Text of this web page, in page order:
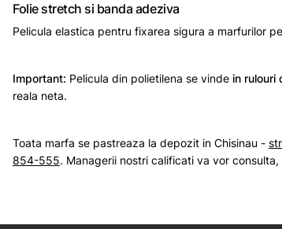
Folie stretch si banda adeziva
Pelicula elastica pentru fixarea sigura a marfurilor
Important: Pelicula din polietilena se vinde in rulouri
reala neta.
Toata marfa se pastreaza la depozit in Chisinau -
854-555. Managerii nostri calificati va vor